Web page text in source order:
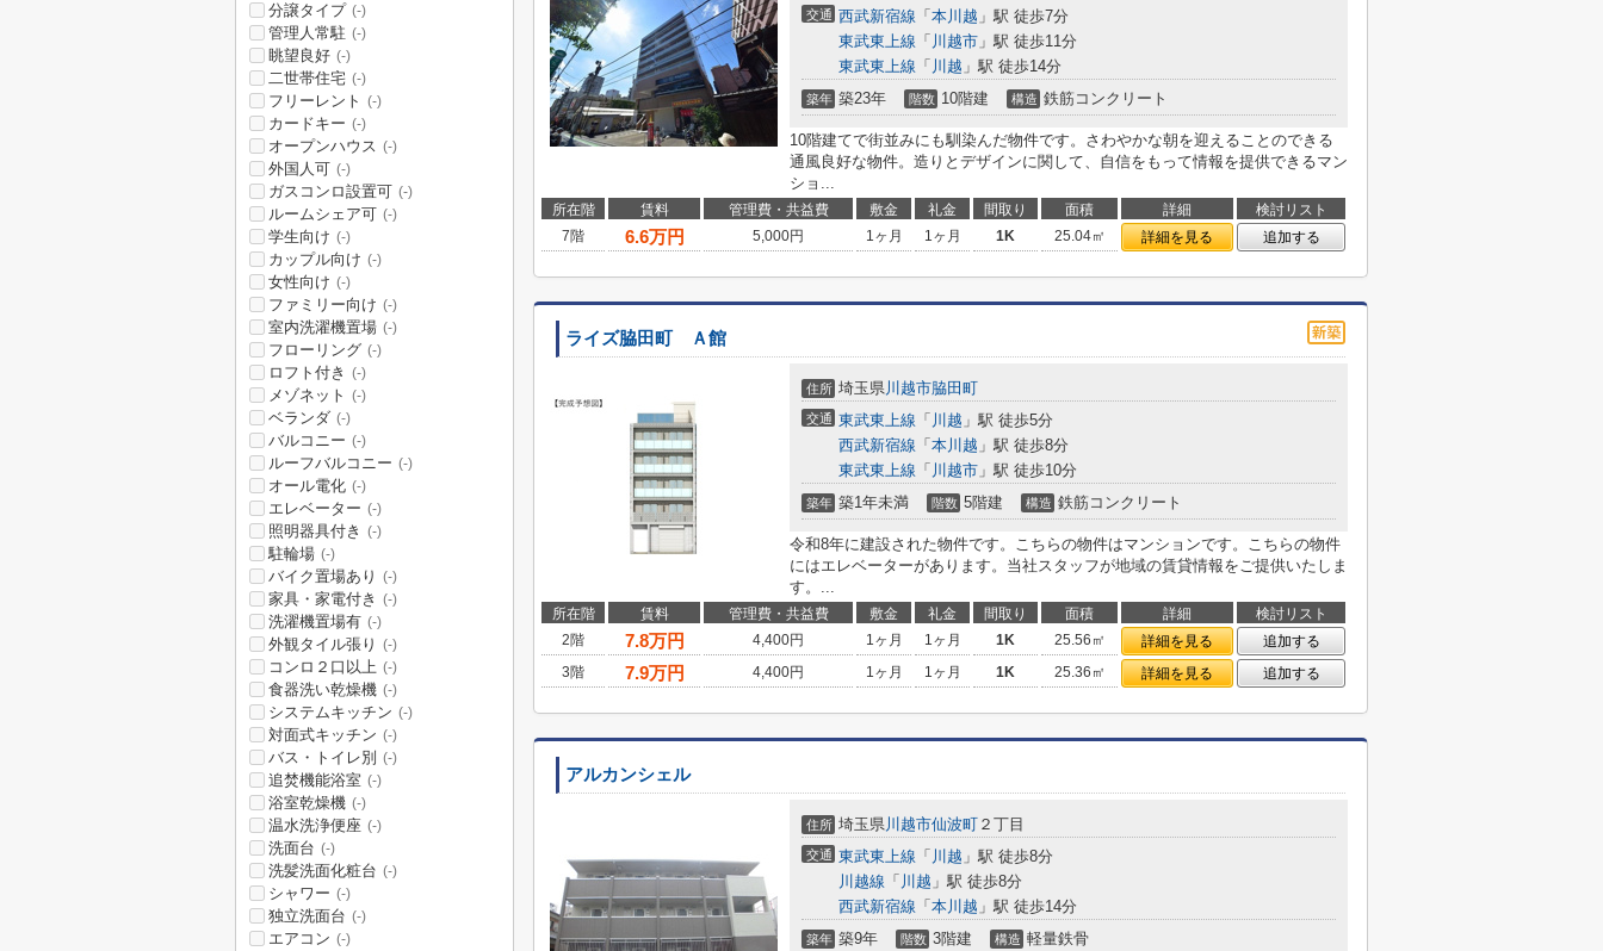
交通 西武新宿線 「 本川越 」駅 徒歩7分
東武東上線 「 川越市 」駅 徒歩11分
東武東上線 「 川越 」駅 徒歩14分
築年 築23年 階数 10階建 構造 鉄筋コンクリート
10階建てで街並みにも馴染んだ物件です。さわやかな朝を迎えることのできる
通風良好な物件。造りとデザインに関して、自信をもって情報を提供できるマン
ショ...
所在階 賃料 管理費・共益費 敷金 礼金 間取り 面積 詳細
検討リスト
7階
6.6万円 5,000円 1ヶ月 1ヶ月 1K 25.04㎡ 詳細を見る 追加する
ライズ脇田町 Ａ館
住所 埼玉県川越市脇田町
交通 東武東上線 「 川越 」駅 徒歩5分
西武新宿線 「 本川越 」駅 徒歩8分
東武東上線 「 川越市 」駅 徒歩10分
築年 築1年未満 階数 5階建 構造 鉄筋コンクリート
令和8年に建設された物件です。こちらの物件はマンションです。こちらの物件
にはエレベーターがあります。当社スタッフが地域の賃貸情報をご提供いたしま
す。...
所在階 賃料 管理費・共益費 敷金 礼金 間取り 面積 詳細
検討リスト
2階
7.8万円 4,400円 1ヶ月 1ヶ月 1K 25.56㎡ 詳細を見る
追加する
3階
7.9万円 4,400円 1ヶ月 1ヶ月 1K 25.36㎡ 詳細を見る 追加する
アルカンシェル
住所 埼玉県川越市仙波町 ２丁目
交通 東武東上線 「 川越 」駅 徒歩8分
川越線 「 川越 」駅 徒歩8分
西武新宿線 「 本川越 」駅 徒歩14分
築年 築9年 階数 3階建 構造 軽量鉄骨
分譲タイプ (-)
管理人常駐 (-)
眺望良好 (-)
二世帯住宅 (-)
フリーレント (-)
カードキー (-)
オープンハウス (-)
外国人可 (-)
ガスコンロ設置可 (-)
ルームシェア可 (-)
学生向け (-)
カップル向け (-)
女性向け (-)
ファミリー向け (-)
室内洗濯機置場 (-)
フローリング (-)
ロフト付き (-)
メゾネット (-)
ベランダ (-)
バルコニー (-)
ルーフバルコニー (-)
オール電化 (-)
エレベーター (-)
照明器具付き (-)
駐輪場 (-)
バイク置場あり (-)
家具・家電付き (-)
洗濯機置場有 (-)
外観タイル張り (-)
コンロ２口以上 (-)
食器洗い乾燥機 (-)
システムキッチン (-)
対面式キッチン (-)
バス・トイレ別 (-)
追焚機能浴室 (-)
浴室乾燥機 (-)
温水洗浄便座 (-)
洗面台 (-)
洗髪洗面化粧台 (-)
シャワー (-)
独立洗面台 (-)
エアコン (-)